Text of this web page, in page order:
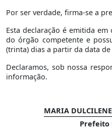
Por ser verdade, firma-se a
Esta declaração é emitida
do órgão competente e
(trinta) dias a partir da data de
Declaramos, sob nossa
informação.
MARIA
Prefeito